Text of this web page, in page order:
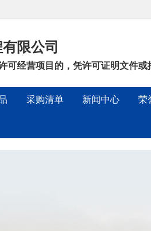
限公司
可经营项目的，凭许可证明文件或
采购清单 新闻中心 荣